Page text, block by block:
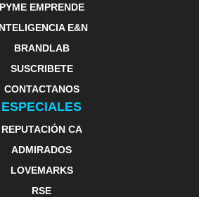
PYME EMPRENDE
E&N
BRANDLAB
SUSCRIBETE
CONTACTANOS
ESPECIALES
REPUTACIÓN CA
ADMIRADOS
LOVEMARKS
RSE